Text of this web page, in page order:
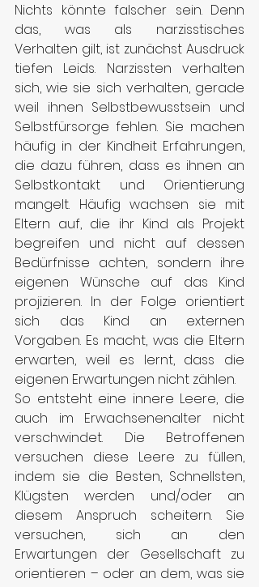
Nichts könnte falscher sein. Denn
das, was als narzisstisches
Verhalten gilt, ist zunächst Ausdruck
tiefen Leids. Narzissten verhalten
sich, wie sie sich verhalten, gerade
weil ihnen Selbstbewusstsein und
Selbstfürsorge fehlen. Sie machen
häufig in der Kindheit Erfahrungen,
die dazu führen, dass es ihnen an
Selbstkontakt und Orientierung
mangelt. Häufig wachsen sie mit
Eltern auf, die ihr Kind als Projekt
begreifen und nicht auf dessen
Bedürfnisse achten, sondern ihre
eigenen Wünsche auf das Kind
projizieren. In der Folge orientiert
sich das Kind an externen
Vorgaben. Es macht, was die Eltern
erwarten, weil es lernt, dass die
eigenen Erwartungen nicht zählen.
So entsteht eine innere Leere, die
auch im Erwachsenenalter nicht
verschwindet. Die Betroffenen
versuchen diese Leere zu füllen,
indem sie die Besten, Schnellsten,
Klügsten werden und/oder an
diesem Anspruch scheitern. Sie
versuchen, sich an den
Erwartungen der Gesellschaft zu
orientieren – oder an dem, was sie